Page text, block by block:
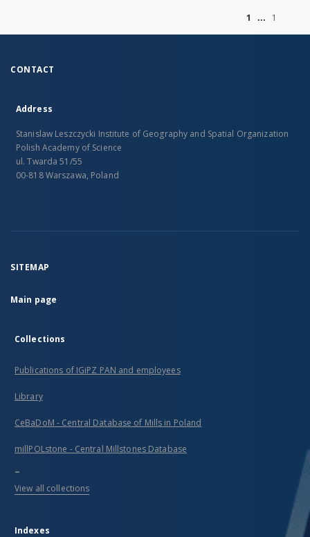
1
1
CONTACT
Address
Stanislaw Leszczycki Institute of Geography and Spatial Organization
Polish Academy of Science
ul. Twarda 51/55
00-818 Warszawa, Poland
SITEMAP
Main page
Collections
Publications of IGiPZ PAN and employees
Library
CeBaDoM - Central Database of Mills in Poland
millPOLstone - Central Millstones Database
...
View all collections
Indexes